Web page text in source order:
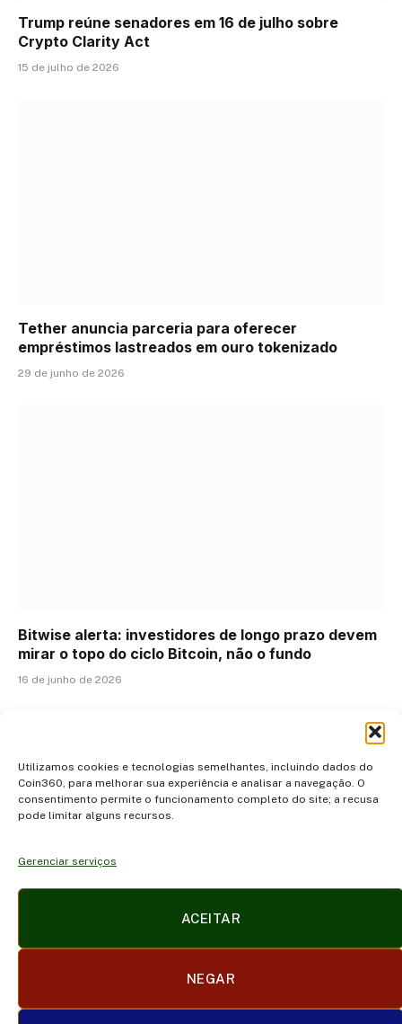
Utilizamos cookies e tecnologias semelhantes, incluindo dados do
Coin360, para melhorar sua experiência e analisar a navegação. O
consentimento permite o funcionamento completo do site; a recusa
pode limitar alguns recursos.
Gerenciar serviços
ACEITAR
NEGAR
Trump reúne senadores em 16 de julho sobre
Crypto Clarity Act
15 de julho de 2026
Tether anuncia parceria para oferecer
empréstimos lastreados em ouro tokenizado
29 de junho de 2026
Bitwise alerta: investidores de longo prazo devem
mirar o topo do ciclo Bitcoin, não o fundo
16 de junho de 2026
(Twitter)
CONTATO TERMOS DE USO
TRABALHE CONOSCO